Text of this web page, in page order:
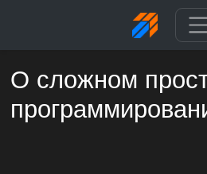
О сложном